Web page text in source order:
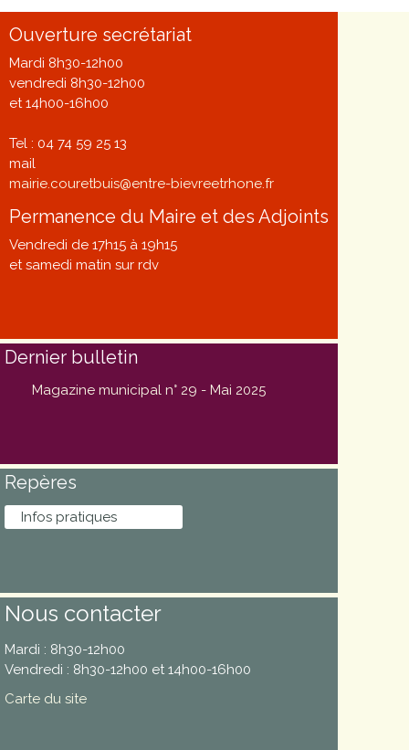
Ouverture secrétariat
Mardi 8h30-12h00
vendredi 8h30-12h00
et 14h00-16h00
Tel : 04 74 59 25 13
mail
mairie.couretbuis@entre-bievreetrhone.fr
Permanence du Maire et des Adjoints
Vendredi de 17h15 à 19h15
et samedi matin sur rdv
Dernier bulletin
Magazine municipal n° 29 - Mai 2025
Repères
Infos pratiques
Nous contacter
Mardi : 8h30-12h00
Vendredi : 8h30-12h00 et 14h00-16h00
Carte du site